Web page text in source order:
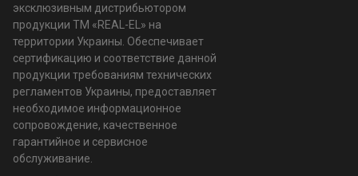
эксклюзивным дистрибьютором
продукции ТМ «REAL-EL» на
территории Украины. Обеспечивает
сертификацию и соответствие данной
продукции требованиям технических
регламентов Украины, предоставляет
необходимое информационное
сопровождение, качественное
гарантийное и сервисное
обслуживание.